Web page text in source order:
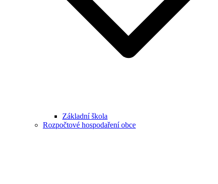
Základní škola
Rozpočtové hospodaření obce